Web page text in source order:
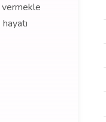
vermekle